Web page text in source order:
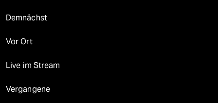
Demnächst
Vor Ort
Live im Stream
Vergangene